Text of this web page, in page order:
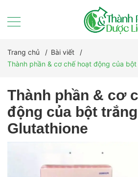
Trang chủ / Bài viết
/
Thành phần & cơ chế hoạt động của
Thành phần & cơ
động của bột
Glutathione